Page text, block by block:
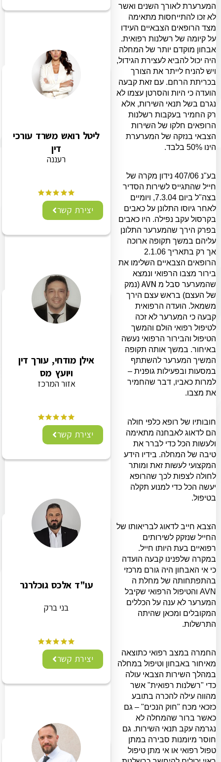
המערערת לאורך השנים ואשר
לא זכו להתייחסות מתאימה
מצד הרופאים הצבאיים העידו
על קיומה של רשלנות רפואית.
אבחון מוקדם יותר של המחלה
היה יכול להביא לעצירת הגידול,
ויש להניח לייתר את הצורך
בכריתת הרחם. עם זאת קבעה
הועדה כי היות והסרטן עצמו לא
נגרם בשל תנאי השירות, אלא
רק החמיר בעקבות רשלנות
הרופאים חלקו של השירות
הצבאי בנזקה של המערערת
הינו 50% בלבד.
בע"נ 407/06 נידון מקרה של
חייל שהתגייס לשירות הסדיר
בצה"ל ביום 7.3.04, ויומיים
לאחר גיוסו התלונן על כאבים
בקרסול עקב נפילה. היו כאבים
בפרק הירך שהמערער התלונן
עליהם במשך תקופה ארוכה
אך רק בתאריך 2.1.06
הרופאים הצבאיים השלימו את
בירור מצבו הרפואי ונמצא
שהמערער סבל מAVN(נמק
של העצם) בראש עצם הירך
משמאל.הועדה הרפואית
קבעה כי המערער לא זכה
לטיפול רפואי הולם והמשך
הטיפול והבירור הרפואי נעשה
באיחור. במשך אותה תקופה
המשיך המערער להשתתף
במסעות ובפעילות גופנית –
למרות כאביו, דבר שהחמיר
את מצבו.
חובותיו של רופא כלפי חולה
הם לדאוג לאבחנה מתאימה
ולעשות הכל כדי לברר את
טיבה של המחלה. בידיו הידע
המקצועי לעשות זאת ומותר
לחולה לצפות לכך שהרופא
יעשה הכל כדי למנוע תקלה
בטיפול.
הצבא חייב לדאוג לבריאותו של
החייל שנזקק לשירותים
רפואיים בעת היותו חייל.
במקרה שלפנינו קבעה הועדה
כי אי האבחון היה גורם מרכזי
בהתפתחותה של מחלת ה
AVNוהטיפול הרפואי שקיבל
המערער לא ענה על הכללים
המקובלים ומכאן שהיתה
התרשלות.
החמרה במצב רפואי כתוצאה
מאיחור באבחון וטיפול במחלה
במהלך השירות הצבאי עולה
כדי "רשלנות רפואית" אשר
מהווה עילה להכרה בתובע
כזכאי מכח "חוק הנכים" – גם
כאשר ברור שהמחלה לא
נגרמה עקב תנאי השירות. גם
חוסר מיומנות סבירה במתן
טפול רפואי או אי מתן טיפול
ליטל רואש משרד עורכי
דין
רעננה
יצירת קשר
אילן מודחי, עורך דין
ויועץ מס
אזור המרכז
יצירת קשר
עו"ד אלכס גוכלרנר
בני ברק
יצירת קשר